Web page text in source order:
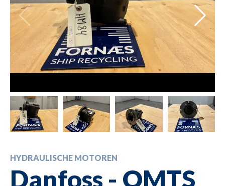
HYDRAULISCHE MOTOREN
Danfoss - OMTS